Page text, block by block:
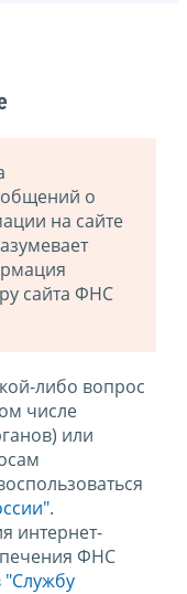
о
на сайте
сайта ФНС
либо вопрос
числе
или
.
интернет-
ФНС
"Службу